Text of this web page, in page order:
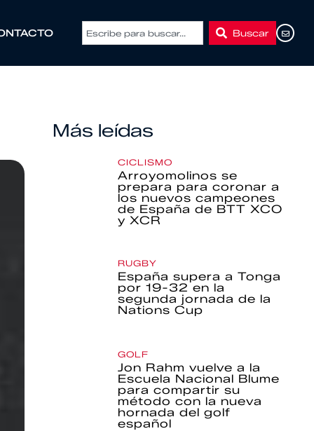
Buscar
Más leídas
CICLISMO
Arroyomolinos se
prepara para coronar a
los nuevos campeones
de España de BTT XCO
y XCR
RUGBY
España supera a Tonga
por 19-32 en la
segunda jornada de la
Nations Cup
GOLF
Jon Rahm vuelve a la
Escuela Nacional Blume
para compartir su
método con la nueva
hornada del golf
español